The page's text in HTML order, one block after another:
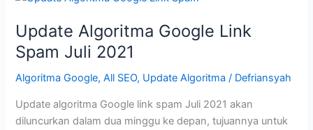
2021
Update Algoritma Google Link
Spam Juli 2021
Algoritma Google,All SEO, Update Algoritma / Defriansyah
Update algoritma Google link spam Juli 2021 akan
diluncurkan dalam dua minggu ke depan, tujuannya untuk